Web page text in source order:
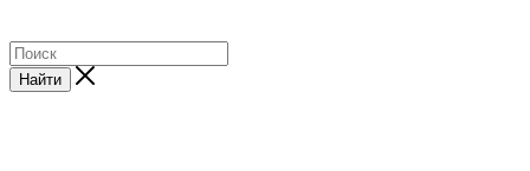
Найти